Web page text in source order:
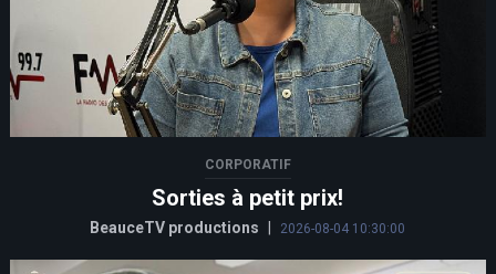
CORPORATIF
Sorties à petit prix!
BeauceTV productions 2026-08-04 10:30:00